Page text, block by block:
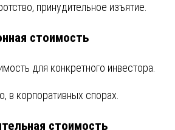
принудительное изъятие.
стоимость
для конкретного инвестора.
в корпоративных спорах.
стоимость